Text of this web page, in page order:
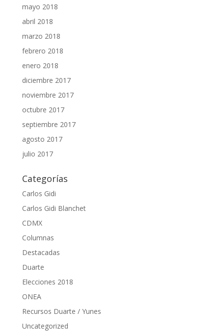
mayo 2018
abril 2018
marzo 2018
febrero 2018
enero 2018
diciembre 2017
noviembre 2017
octubre 2017
septiembre 2017
agosto 2017
julio 2017
Categorías
Carlos Gidi
Carlos Gidi Blanchet
CDMX
Columnas
Destacadas
Duarte
Elecciones 2018
ONEA
Recursos Duarte / Yunes
Uncategorized